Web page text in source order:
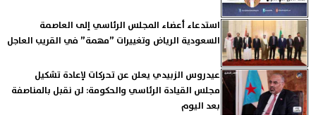
استدعاء أعضاء المجلس الرئاسي إلى العاصمة
السعودية الرياض وتغييرات ”مهمة” في القريب العاجل
عيدروس الزبيدي يعلن عن تحركات لإعادة تشكيل
مجلس القيادة الرئاسي والحكومة: لن نقبل بالمناصفة
بعد اليوم